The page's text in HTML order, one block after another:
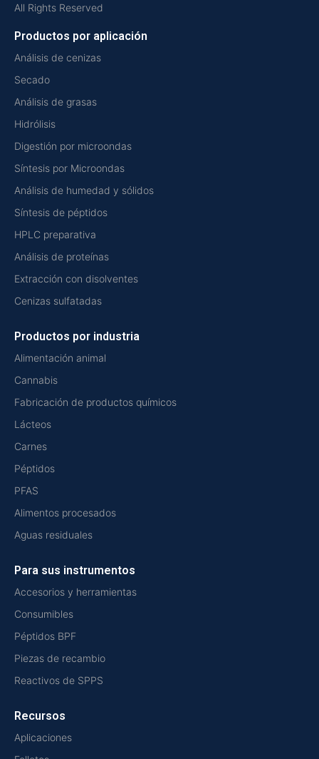
All Rights Reserved
Productos por aplicación
Análisis de cenizas
Secado
Análisis de grasas
Hidrólisis
Digestión por microondas
Síntesis por Microondas
Análisis de humedad y sólidos
Síntesis de péptidos
HPLC preparativa
Análisis de proteínas
Extracción con disolventes
Cenizas sulfatadas
Productos por industria
Alimentación animal
Cannabis
Fabricación de productos químicos
Lácteos
Carnes
Péptidos
PFAS
Alimentos procesados
Aguas residuales
Para sus instrumentos
Accesorios y herramientas
Consumibles
Péptidos BPF
Piezas de recambio
Reactivos de SPPS
Recursos
Aplicaciones